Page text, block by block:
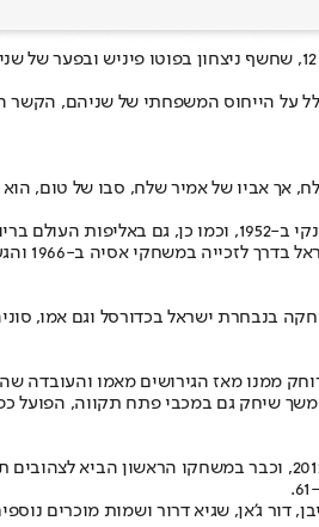
" לאחר שידור פרק הגמר בקשת 12, שחשף ניצחון בפוטו
על הייחוס המשפחתי של שניהם, הקשר
אך אביו של אמיר שלח, סבו של טום,
בנבחרת ישראל בכדורסל וגם אמו,
מאז הגירושים מאמו והעובדה
דור ג'אן, שגיא דרור ושמות מוכרים